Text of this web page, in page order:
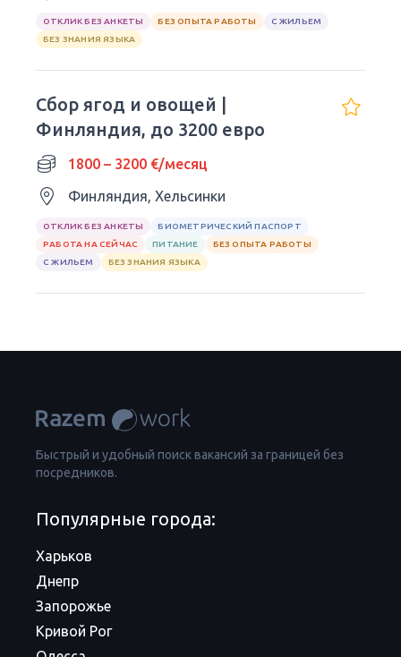
ОТКЛИК БЕЗ АНКЕТЫ БЕЗ ОПЫТА РАБОТЫ
С ЖИЛЬЕМ
БЕЗ ЗНАНИЯ ЯЗЫКА
Сбор ягод и овощей |
Финляндия, до 3200 евро
1800 – 3200 €/месяц
Финляндия, Хельсинки
ОТКЛИК БЕЗ АНКЕТЫ
БИОМЕТРИЧЕСКИЙ ПАСПОРТ
РАБОТА НА СЕЙЧАС
ПИТАНИЕ
БЕЗ ОПЫТА РАБОТЫ
С ЖИЛЬЕМ
БЕЗ ЗНАНИЯ ЯЗЫКА
Быстрый и удобный поиск вакансий за границей без
посредников.
Популярные города:
Харьков
Днепр
Запорожье
Кривой Рог